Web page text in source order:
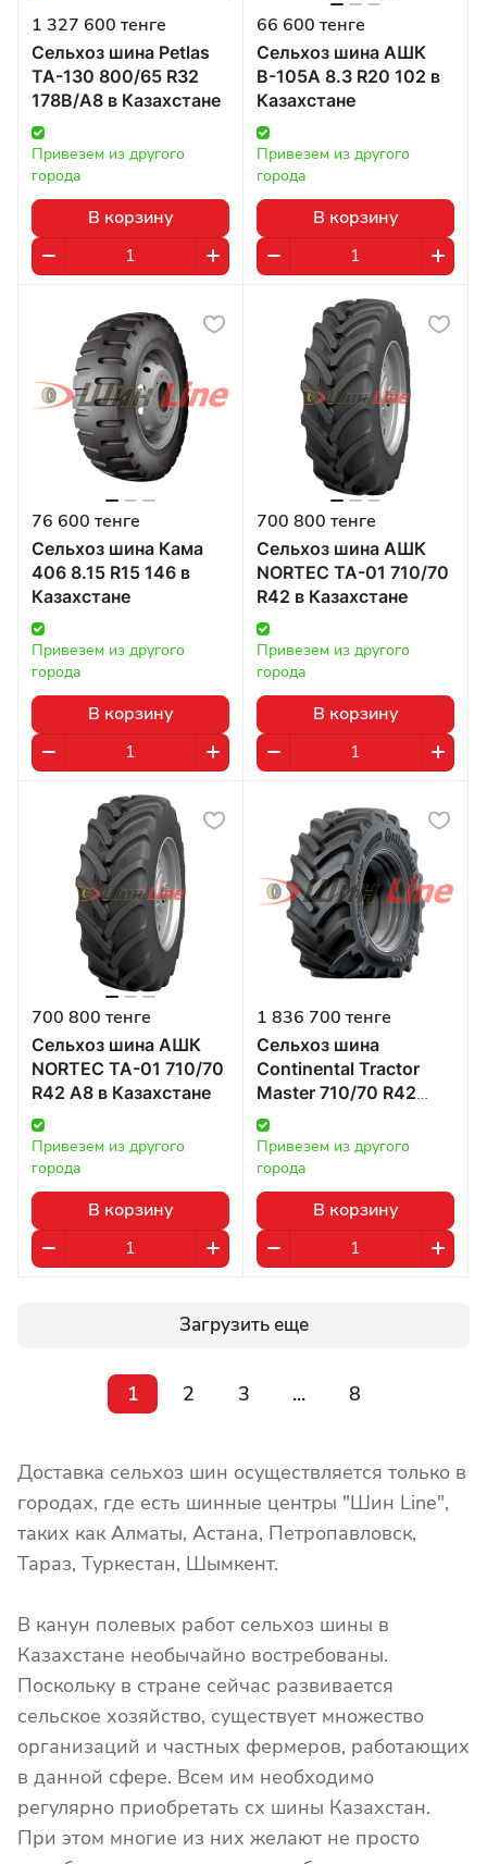
1 327 600 тенге
Сельхоз шина Petlas
TA-130 800/65 R32
178B/A8 в Казахстане
Привезем из другого
города
В корзину
66 600 тенге
Сельхоз шина АШК
В-105А 8.3 R20 102 в
Казахстане
Привезем из другого
города
В корзину
76 600 тенге
Сельхоз шина Кама
406 8.15 R15 146 в
Казахстане
Привезем из другого
города
В корзину
700 800 тенге
Сельхоз шина АШК
NORTEC TA-01 710/70
R42 в Казахстане
Привезем из другого
города
В корзину
700 800 тенге
Сельхоз шина АШК
NORTEC TA-01 710/70
R42 А8 в Казахстане
Привезем из другого
города
В корзину
1 836 700 тенге
Сельхоз шина
Continental Tractor
Master 710/70 R42
173/176D/A8 в
Казахстане
Привезем из другого
города
В корзину
Загрузить еще
1 2 3 ... 8
Доставка сельхоз шин осуществляется только в
городах, где есть шинные центры "Шин Line",
таких как Алматы, Астана, Петропавловск,
Тараз, Туркестан, Шымкент.
В канун полевых работ сельхоз шины в
Казахстане необычайно востребованы.
Поскольку в стране сейчас развивается
сельское хозяйство, существует множество
организаций и частных фермеров, работающих
в данной сфере. Всем им необходимо
регулярно приобретать сх шины Казахстан.
При этом многие из них желают не просто